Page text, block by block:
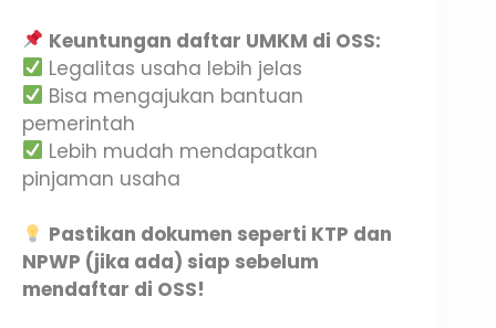
Keuntungan daftar UMKM di OSS:
Legalitas usaha lebih jelas
Bisa mengajukan bantuan
pemerintah
Lebih mudah mendapatkan
pinjaman usaha
Pastikan dokumen seperti KTP dan
NPWP (jika ada) siap sebelum
mendaftar di OSS!